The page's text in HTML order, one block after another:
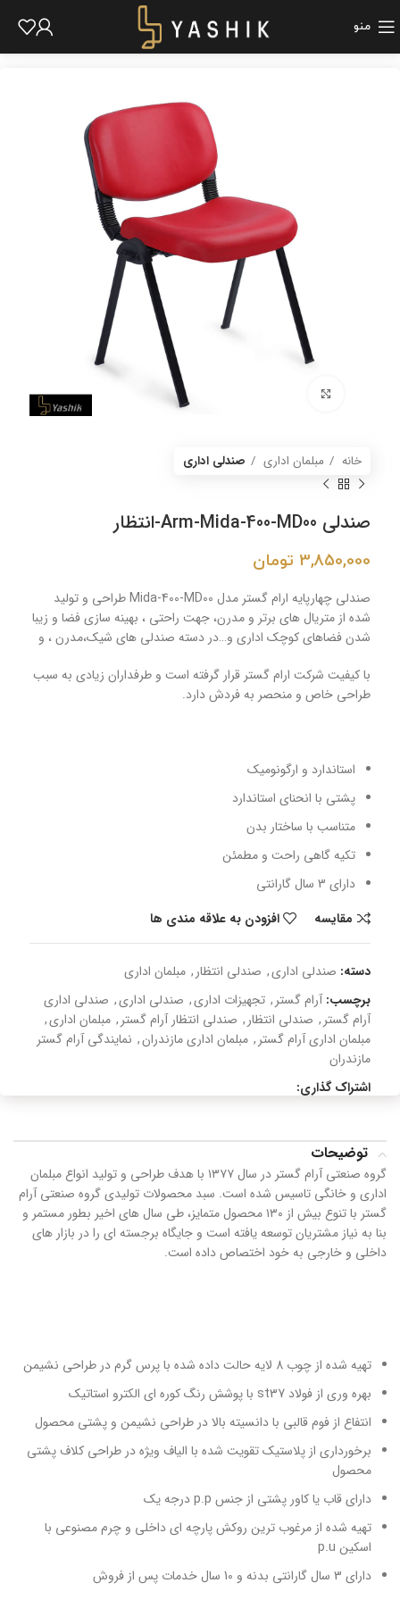
منو
برای بزرگنمایی کلیک کنید
خانه مبلمان اداری صندلی اداری
صندلی Arm-Mida-400-MD00-انتظار
3,850,000 تومان
صندلی چهارپایه ارام گستر مدل Mida-400-MD00 طراحی و تولید
شده از متریال های برتر و مدرن، جهت راحتی ، بهینه سازی فضا و زیبا
شدن فضاهای کوچک اداری و…در دسته صندلی های شیک،مدرن ، و
با کیفیت شرکت ارام گستر قرار گرفته است و طرفداران زیادی به سبب
طراحی خاص و منحصر به فردش دارد.
استاندارد و ارگونومیک
پشتی با انحنای استاندارد
متناسب با ساختار بدن
تکیه گاهی راحت و مطمئن
دارای 3 سال گارانتی
مقایسه
افزودن به علاقه مندی ها
دسته: صندلی اداری, صندلی انتظار, مبلمان اداری
برچسب: آرام گستر , تجهیزات اداری, صندلی اداری, صندلی اداری
آرام گستر , صندلی انتظار, صندلی انتظار آرام گستر , مبلمان اداری,
مبلمان اداری آرام گستر , مبلمان اداری مازندران, نمایندگی آرام گستر
مازندران
اشتراک گذاری:
توضیحات
گروه صنعتی آرام گستر در سال ۱۳۷۷ با هدف طراحی و تولید انواع مبلمان
اداری و خانگی تاسیس شده است. سبد محصولات تولیدی گروه صنعتی آرام
گستر با تنوع بیش از ۱۳۰ محصول متمایز، طی سال های اخیر بطور مستمر و
بنا به نیاز مشتریان توسعه یافته است و جایگاه برجسته ای را در بازار های
داخلی و خارجی به خود اختصاص داده است.
تهیه شده از چوب 8 لایه حالت داده شده با پرس گرم در طراحی نشیمن
بهره وری از فولاد st37 با پوشش رنگ کوره ای الکترو استاتیک
انتفاع از فوم قالبی با دانسیته بالا در طراحی نشیمن و پشتی محصول
برخورداری از پلاستیک تقویت شده با الیاف ویژه در طراحی کلاف پشتی
محصول
دارای قاب یا کاور پشتی از جنس p.p درجه یک
تهیه شده از مرغوب ترین روکش پارچه ای داخلی و چرم مصنوعی با
اسکین p.u
دارای 3 سال گارانتی بدنه و 10 سال خدمات پس از فروش